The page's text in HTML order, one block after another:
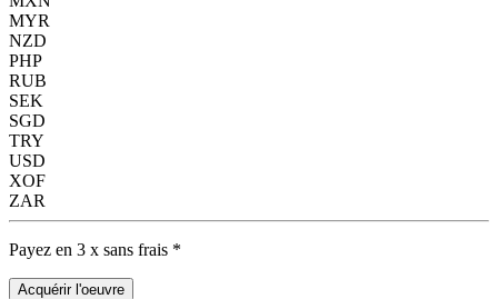
MYR
NZD
PHP
RUB
SEK
SGD
TRY
USD
XOF
ZAR
Payez en 3 x sans frais *
Acquérir l'oeuvre